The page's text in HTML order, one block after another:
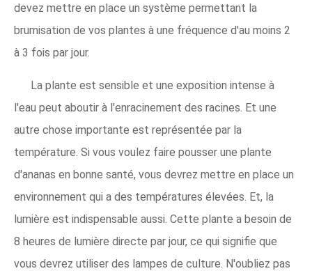
devez mettre en place un système permettant la
brumisation de vos plantes à une fréquence d'au moins 2
à 3 fois par jour.
La plante est sensible et une exposition intense à
l'eau peut aboutir à l'enracinement des racines. Et une
autre chose importante est représentée par la
température. Si vous voulez faire pousser une plante
d'ananas en bonne santé, vous devrez mettre en place un
environnement qui a des températures élevées. Et, la
lumière est indispensable aussi. Cette plante a besoin de
8 heures de lumière directe par jour, ce qui signifie que
vous devrez utiliser des lampes de culture. N'oubliez pas